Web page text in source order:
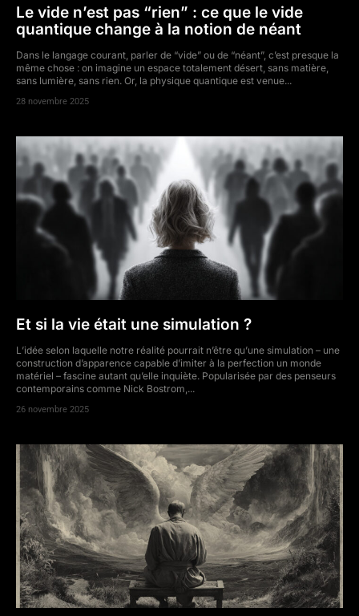
Le vide n’est pas “rien” : ce que le vide
quantique change à la notion de néant
Dans le langage courant, parler de “vide” ou de “néant”, c’est presque la
même chose : on imagine un espace totalement désert, sans matière,
sans lumière, sans rien. Or, la physique quantique est venue...
28 novembre 2025
Et si la vie était une simulation ?
L’idée selon laquelle notre réalité pourrait n’être qu’une simulation – une
construction d’apparence capable d’imiter à la perfection un monde
matériel – fascine autant qu’elle inquiète. Popularisée par des penseurs
contemporains comme Nick Bostrom,...
26 novembre 2025